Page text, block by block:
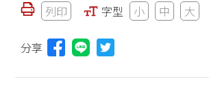
列印 字型 小 中 大
分享 分享本頁至Line(另開視窗)